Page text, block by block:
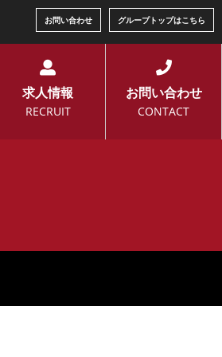
お問い合わせ グループトップはこちら
求人情報
RECRUIT
お問い合わせ
CONTACT